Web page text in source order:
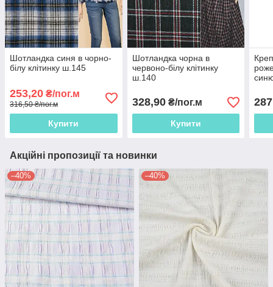
Шотландка синя в чорно-
білу клітинку ш.145
253,20 ₴/пог.м
316,50 ₴/пог.м
Купити
Шотландка чорна в
червоно-білу клітинку
ш.140
328,90₴/пог.м
Купити
Акційні пропозиції та новинки
–40% –40%